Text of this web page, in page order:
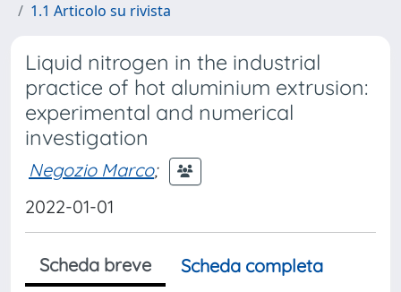
1.1 Articolo su rivista
Liquid nitrogen in the industrial
practice of hot aluminium extrusion:
experimental and numerical
investigation
Negozio Marco;
2022-01-01
Scheda breve
Scheda completa